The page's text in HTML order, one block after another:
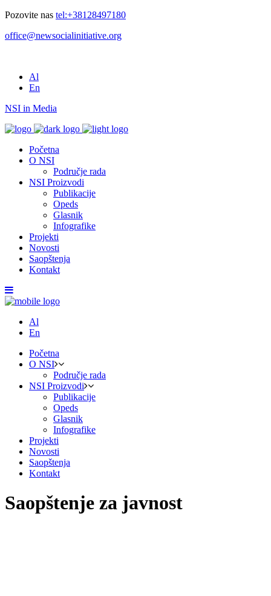
Pozovite nas tel:+38128497180
office@newsocialinitiative.org
Al
En
NSI in Media
Početna
O NSI
Područje rada
NSI Proizvodi
Publikacije
Opeds
Glasnik
Infografike
Projekti
Novosti
Saopštenja
Kontakt
Al
En
Početna
O NSI
Područje rada
NSI Proizvodi
Publikacije
Opeds
Glasnik
Infografike
Projekti
Novosti
Saopštenja
Kontakt
Saopštenje za javnost